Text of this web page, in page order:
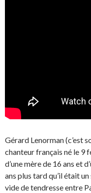
Gérard Lenorman (c’est
chanteur français né le 9
d’une mère de 16 ans et
ans plus tard qu’il était
vide de tendresse entre